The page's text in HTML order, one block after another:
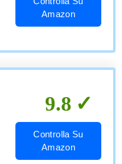
Amazon
9.8
Controlla Su
Amazon